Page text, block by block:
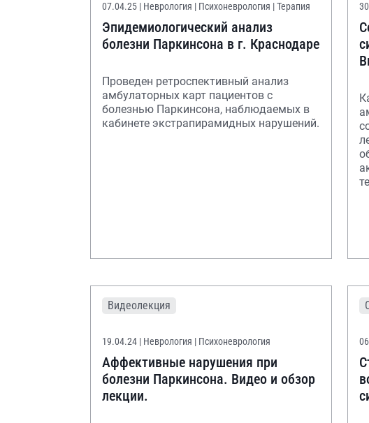
07.04.25 | Неврология | Психоневрология | Терапия
Эпидемиологический анализ
болезни Паркинсона в г. Краснодаре
Проведен ретроспективный анализ
амбулаторных карт пациентов с
болезнью Паркинсона, наблюдаемых в
кабинете экстрапирамидных нарушений.
Видеолекция
19.04.24 | Неврология | Психоневрология
Аффективные нарушения при
болезни Паркинсона. Видео и обзор
лекции.